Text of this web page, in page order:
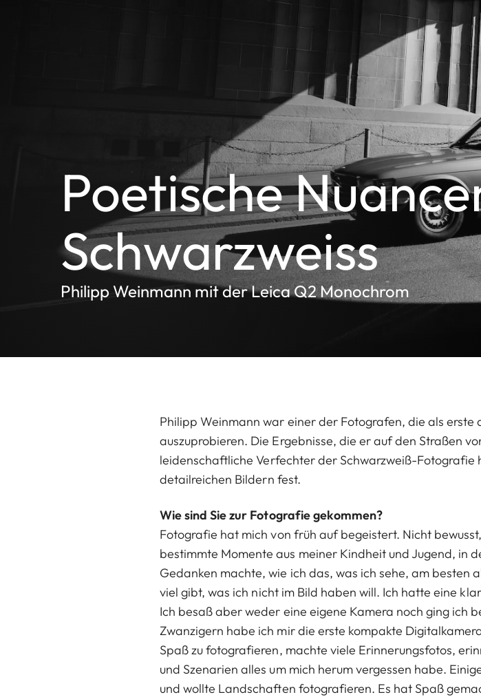
Poetische
Schwarzweiss
Philipp Weinmann mit der Leica Q2 Monochrom
Philipp Weinmann war einer der Fotografen, die als
auszuprobieren. Die Ergebnisse, die er auf den Straßen
leidenschaftliche Verfechter der Schwarzweiß-Fotografie
detailreichen Bildern fest.
Wie sind Sie zur Fotografie gekommen?
Fotografie hat mich von früh auf begeistert. Nicht
bestimmte Momente aus meiner Kindheit und Jugend, in
Gedanken machte, wie ich das, was ich sehe, am besten
viel gibt, was ich nicht im Bild haben will. Ich hatte eine
Ich besaß aber weder eine eigene Kamera noch ging ich
Zwanzigern habe ich mir die erste kompakte
Spaß zu fotografieren, machte viele Erinnerungsfotos,
und Szenarien alles um mich herum vergessen habe.
und wollte Landschaften fotografieren. Es hat Spaß